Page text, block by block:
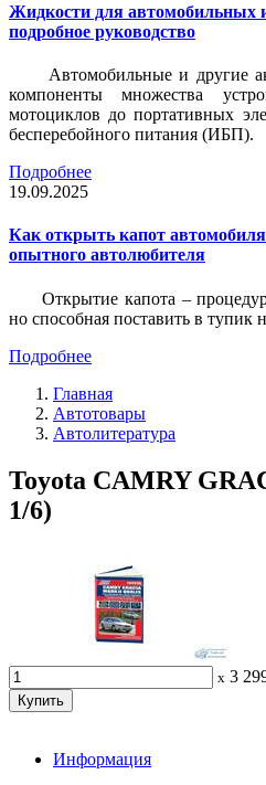
Жидкости для автомобильных
подробное руководство
Автомобильные и другие
компоненты множества
мотоциклов до портативных
бесперебойного питания (ИБП).
Подробнее
19.09.2025
Как открыть капот
опытного автолюбителя
Открытие капота –
но способная поставить в тупик
Подробнее
Главная
Автотовары
Автолитература
Toyota CAMRY
1/6)
x 3
Информация